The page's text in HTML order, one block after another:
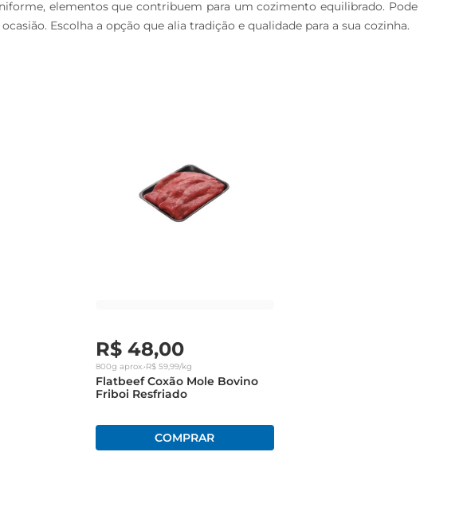
elementos que contribuem para um cozimento equilibrado. Pode
Escolha a opção que alia tradição e qualidade para a sua cozinha.
R$ 48,00
800g aprox.•R$ 59,99/kg
Flatbeef Coxão Mole Bovino
Friboi Resfriado